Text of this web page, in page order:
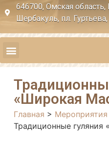
646700, Омская
Шербакуль, пл. Гуртьева,
«Широкая
Главная >
Традиционные гуляния